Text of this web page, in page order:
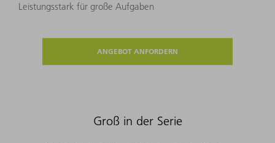
Leistungsstark für große Aufgaben
ANGEBOT ANFORDERN
Groß in der Serie